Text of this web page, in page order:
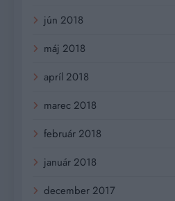
jún 2018
máj 2018
apríl 2018
marec 2018
február 2018
január 2018
december 2017